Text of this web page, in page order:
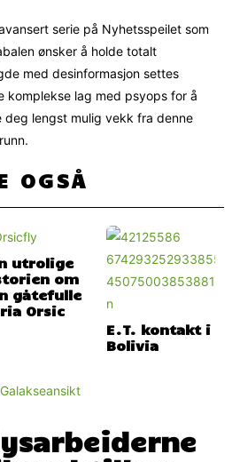
serie på Nyhetsspeilet som
ønsker å holde totalt
med desinformasjon settes
komplekse lag med psyops for å
lengst mulig vekk fra denne
OGSÅ
utrolige
om
gåtefulle
Orsic
E.T. kontakt i
Bolivia